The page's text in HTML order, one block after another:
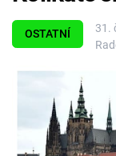
Témata
Seriály
OSTATNÍ
31.